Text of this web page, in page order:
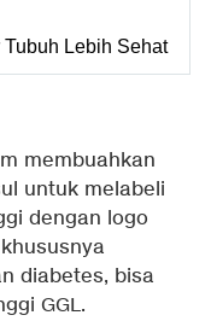
Lebih Sehat
membuahkan
untuk melabeli
dengan logo
diabetes, bisa
GGL.